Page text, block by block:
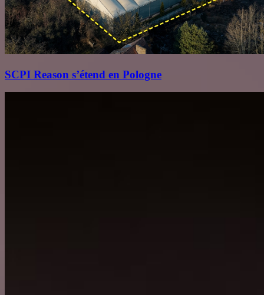
SCPI Reason s’étend en Pologne